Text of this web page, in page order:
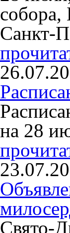
собора,
Санкт-
на 28
Свято-